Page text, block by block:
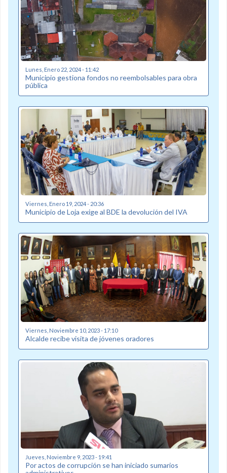
Lunes, Enero 22, 2024 - 11:42
Municipio gestiona fondos no reembolsables para obra
pública
Viernes, Enero 19, 2024 - 20:36
Municipio de Loja exige al BDE la devolución del IVA
Viernes, Noviembre 10, 2023 - 17:10
Alcalde recibe visita de jóvenes oradores
Jueves, Noviembre 9, 2023 - 19:41
Por actos de corrupción se han iniciado sumarios